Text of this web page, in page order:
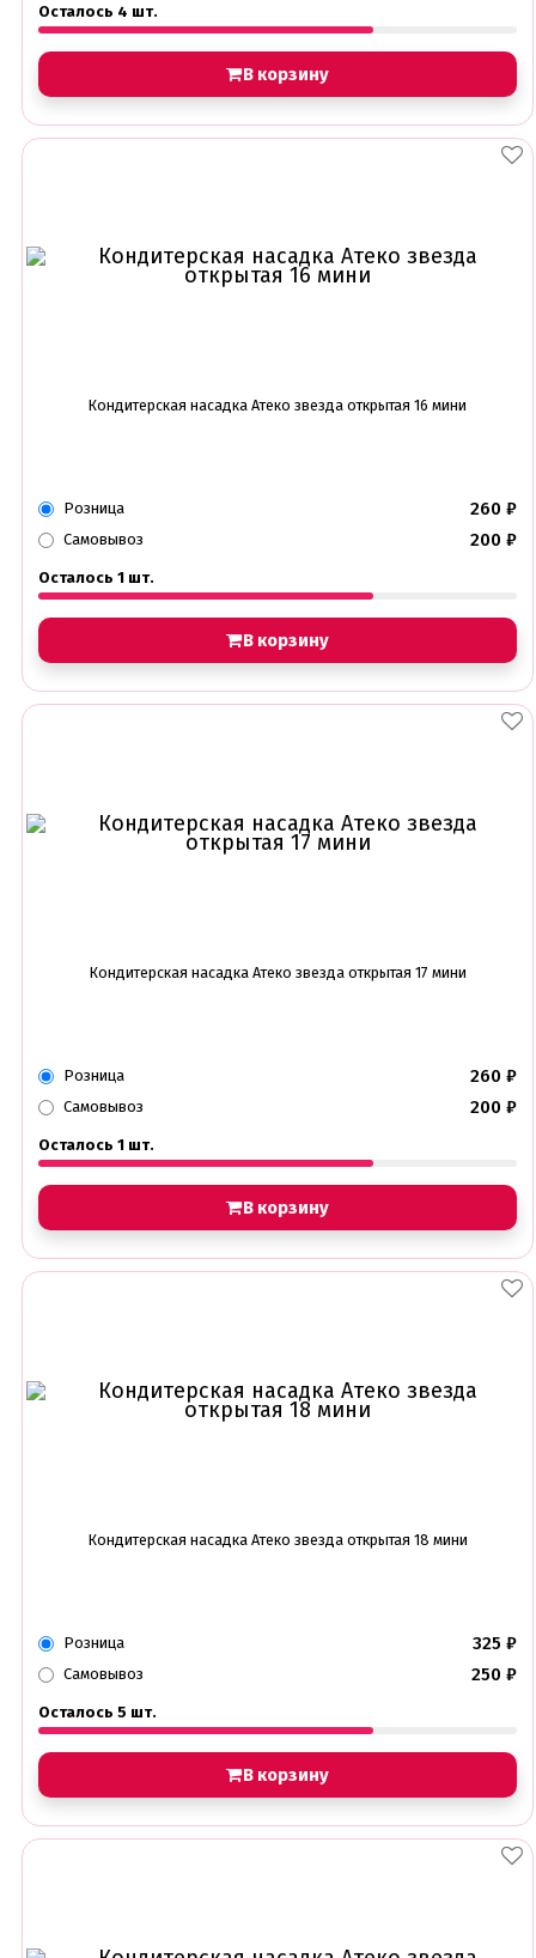
Осталось 4 шт.
В корзину
Кондитерская насадка Атеко звезда открытая 16 мини
Розница 260 ₽
Самовывоз 200 ₽
Осталось 1 шт.
В корзину
Кондитерская насадка Атеко звезда открытая 17 мини
Розница 260 ₽
Самовывоз 200 ₽
Осталось 1 шт.
В корзину
Кондитерская насадка Атеко звезда открытая 18 мини
Розница 325 ₽
Самовывоз 250 ₽
Осталось 5 шт.
В корзину